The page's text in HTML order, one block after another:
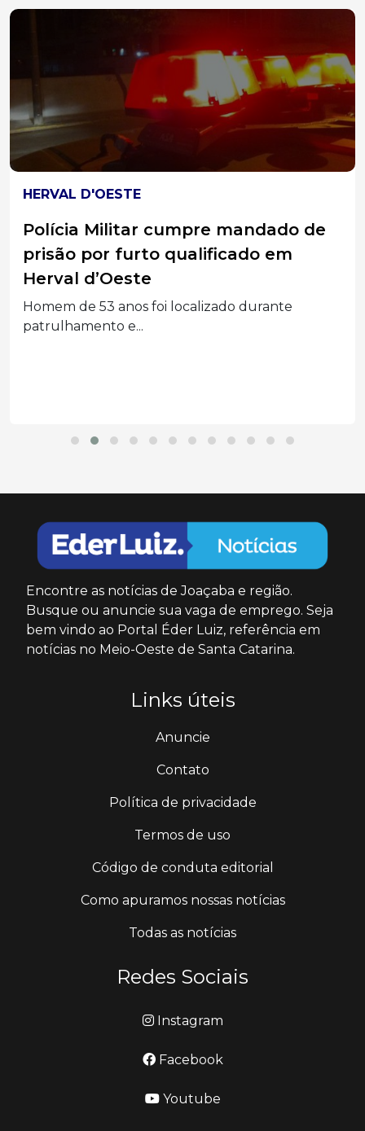
HERVAL D'OESTE
Polícia Militar cumpre mandado de
prisão por furto qualificado em
Herval d’Oeste
Homem de 53 anos foi localizado durante
patrulhamento e...
Encontre as notícias de Joaçaba e região.
Busque ou anuncie sua vaga de emprego. Seja
bem vindo ao Portal Éder Luiz, referência em
notícias no Meio-Oeste de Santa Catarina.
Links úteis
Anuncie
Contato
Política de privacidade
Termos de uso
Código de conduta editorial
Como apuramos nossas notícias
Todas as notícias
Redes Sociais
Instagram
Facebook
Youtube